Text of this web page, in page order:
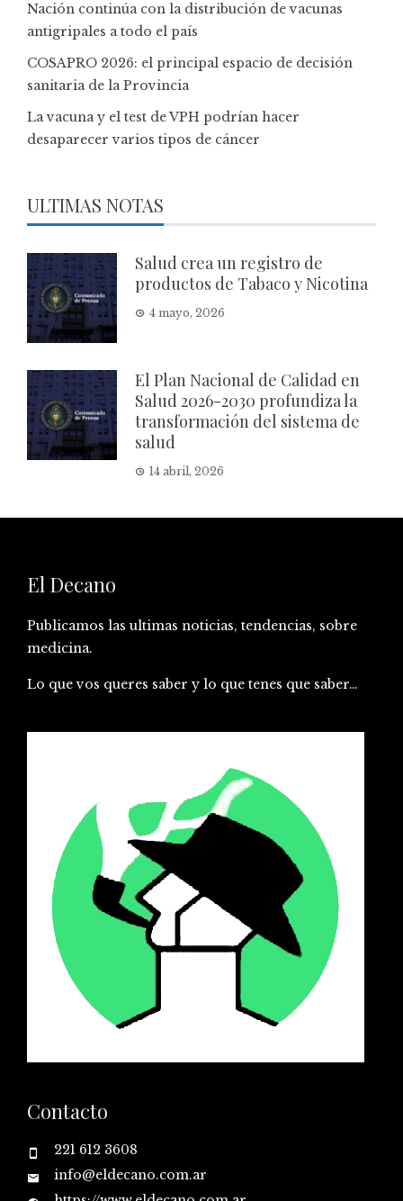
Nación continúa con la distribución de vacunas
antigripales a todo el país
COSAPRO 2026: el principal espacio de decisión
sanitaria de la Provincia
La vacuna y el test de VPH podrían hacer
desaparecer varios tipos de cáncer
ULTIMAS NOTAS
Salud crea un registro de
productos de Tabaco y Nicotina
4 mayo, 2026
El Plan Nacional de Calidad en
Salud 2026-2030 profundiza la
transformación del sistema de
salud
14 abril, 2026
El Decano
Publicamos las ultimas noticias, tendencias, sobre
medicina.
Lo que vos queres saber y lo que tenes que saber…
Contacto
221 612 3608
info@eldecano.com.ar